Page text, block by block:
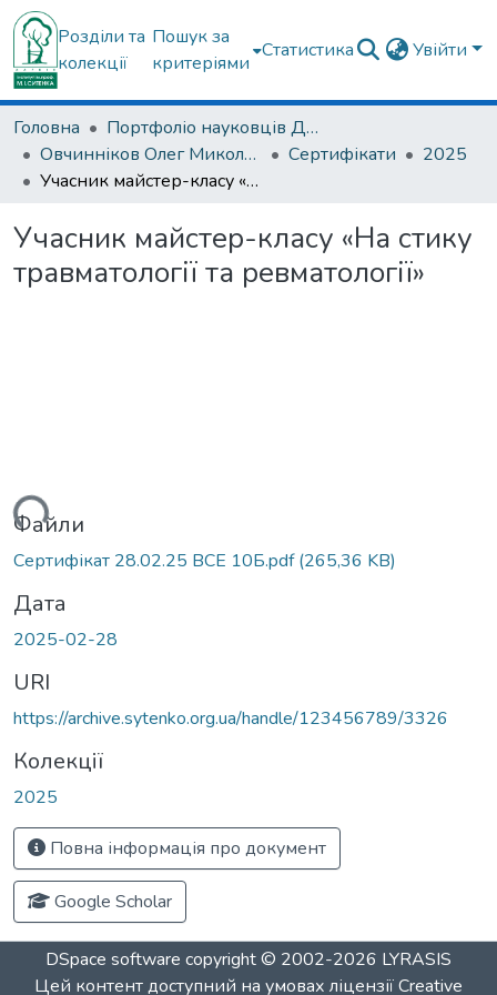
Розділи та
колекції
Пошук за
критеріями
Статистика Увійти
Головна
Портфоліо науковців ДУ "ІПХС ім. проф. М.І. Ситенка"
Овчинніков Олег Миколайович
Сертифікати
2025
Учасник майстер-класу «На стику травматології та ревматології»
Учасник майстер-класу «На стику
травматології та ревматології»
Файли
Сертифікат 28.02.25 ВСЕ 10Б.pdf(265,36 KB)
Дата
2025-02-28
URI
https://archive.sytenko.org.ua/handle/123456789/3326
Колекції
2025
Повна інформація про документ
Google Scholar
DSpace software copyright © 2002-2026 LYRASIS
Цей контент доступний на умовах ліцензіїCreative